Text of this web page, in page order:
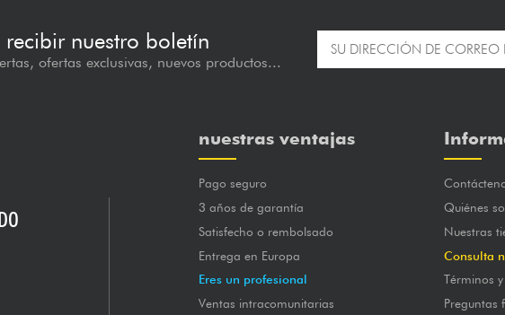
recibir nuestro boletín
ofertas exclusivas, nuevos productos...
nuestras ventajas
Pago seguro
3 años de garantía
Satisfecho o rembolsado
Entrega en Europa
Eres un profesional
Ventas intracomunitarias
Quiénes
Nuestras
Consulta
Términos
Preguntas